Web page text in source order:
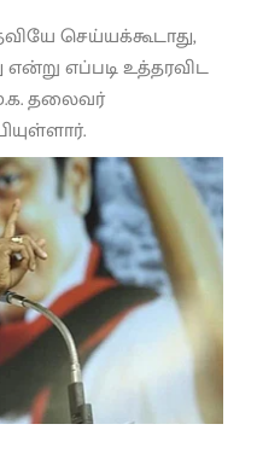
செய்யக்கூடாது,
எப்படி உத்தரவிட
தலைவர்